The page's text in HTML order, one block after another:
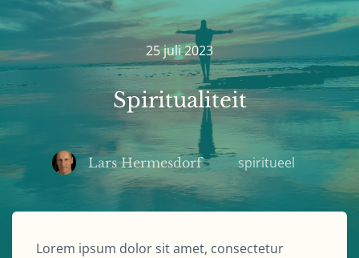
25 juli 2023
Spiritualiteit
Lars Hermesdorf spiritueel
Lorem ipsum dolor sit amet, consectetur